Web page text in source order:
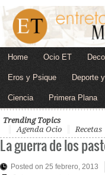
Home Ocio ET
Eros y Psique Deporte
Ciencia Primera Plana
Trending Topics
Agenda Ocio
Recetas
La guerra de los
Posted on 25 febrero, 2013